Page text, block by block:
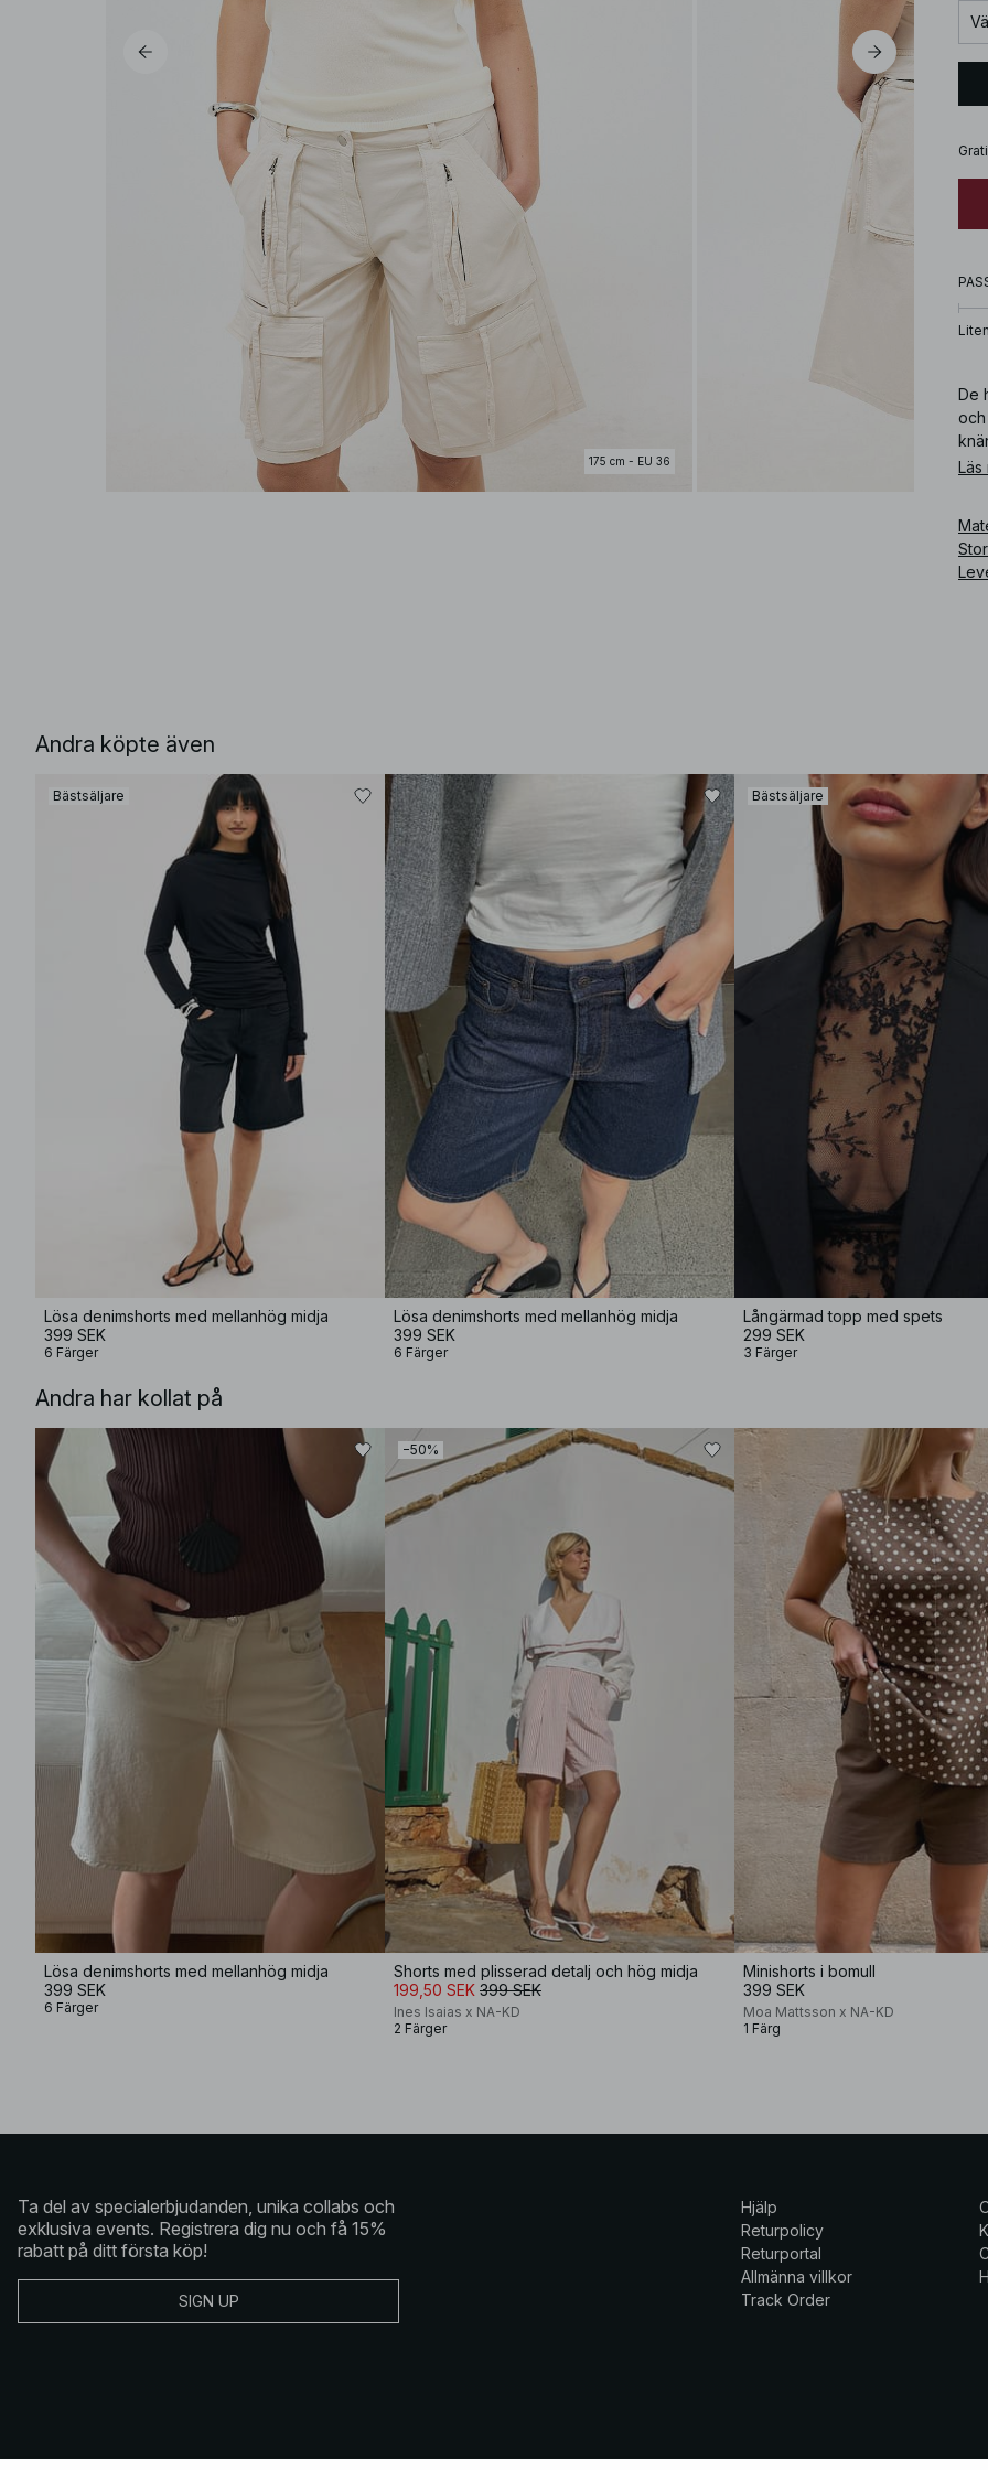
175 cm - EU 36
Liten
De
Läs
Andra köpte även
Bästsäljare
Lösa denimshorts med mellanhög midja
399 SEK
6 Färger
Lösa denimshorts med mellanhög midja
399 SEK
6 Färger
Bästsäljare
Långärmad topp med spets
299 SEK
3 Färger
Andra har kollat på
Lösa denimshorts med mellanhög midja
399 SEK
6 Färger
−50%
Shorts med plisserad detalj och hög midja
199,50 SEK 399 SEK
Ines Isaias x NA-KD
2 Färger
Minishorts i bomull
399 SEK
Moa Mattsson x NA-KD
1 Färg
Ta del av specialerbjudanden, unika collabs och
exklusiva events. Registrera dig nu och få 15%
rabatt på ditt första köp!
SIGN UP
Hjälp
Returpolicy
Returportal
Allmänna villkor
Track Order